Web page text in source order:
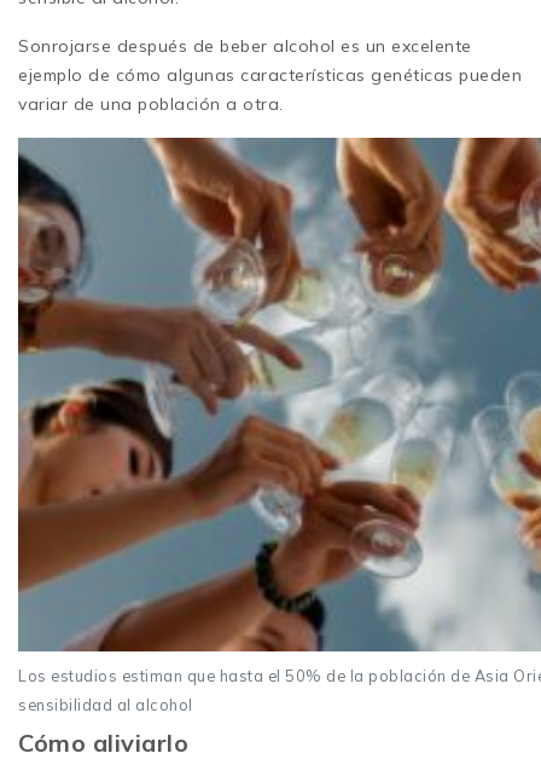
Sonrojarse después de beber alcohol es un excelente
ejemplo de cómo algunas características genéticas pueden
variar de una población a otra.
Los estudios estiman que hasta el 50% de la población de Asia
sensibilidad al alcohol
Cómo aliviarlo